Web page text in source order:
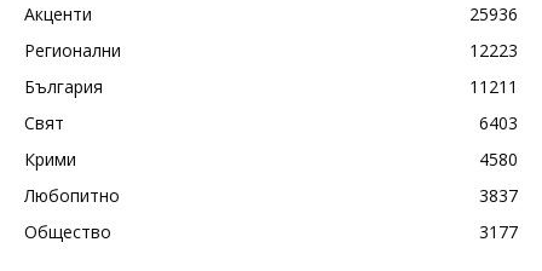
Акценти
25936
Регионални
12223
България
11211
Свят
6403
Крими
4580
Любопитно
3837
Общество
3177